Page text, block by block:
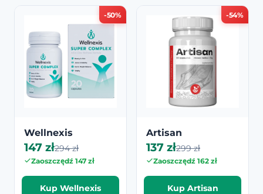
-50%
Wellnexis
147 zł294 zł
Zaoszczędź 147 zł
Kup Wellnexis
-54%
Artisan
137 zł299 zł
Zaoszczędź 162 zł
Kup Artisan